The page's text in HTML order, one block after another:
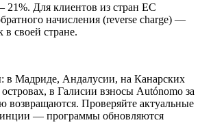
21%. Для клиентов из стран ЕС
начисления (reverse charge) —
в своей стране.
в Мадриде, Андалусии, на Канарских
в Галисии взносы Autónomo за
возвращаются. Проверяйте актуальные
— программы обновляются